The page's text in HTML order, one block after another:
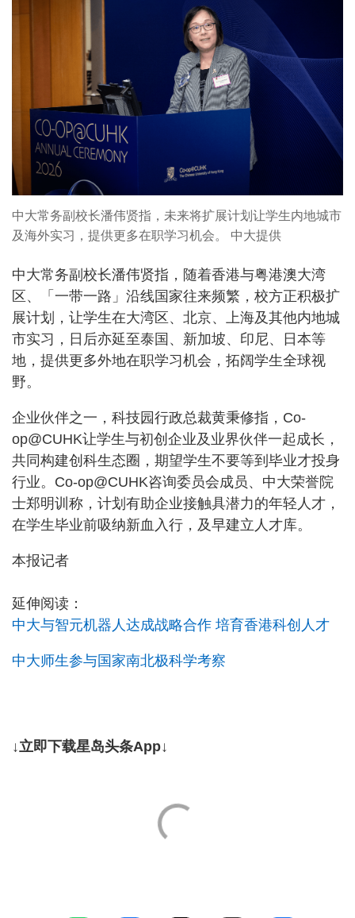
中大常务副校长潘伟贤指，未来将扩展计划让学生内地城市
及海外实习，提供更多在职学习机会。 中大提供
中大常务副校长潘伟贤指，随着香港与粤港澳大湾
区、「一带一路」沿线国家往来频繁，校方正积极扩
展计划，让学生在大湾区、北京、上海及其他内地城
市实习，日后亦延至泰国、新加坡、印尼、日本等
地，提供更多外地在职学习机会，拓阔学生全球视
野。
企业伙伴之一，科技园行政总裁黄秉修指，Co-
op@CUHK让学生与初创企业及业界伙伴一起成长，
共同构建创科生态圈，期望学生不要等到毕业才投身
行业。Co-op@CUHK咨询委员会成员、中大荣誉院
士郑明训称，计划有助企业接触具潜力的年轻人才，
在学生毕业前吸纳新血入行，及早建立人才库。
本报记者
延伸阅读：
中大与智元机器人达成战略合作 培育香港科创人才
中大师生参与国家南北极科学考察
↓立即下载星岛头条App↓